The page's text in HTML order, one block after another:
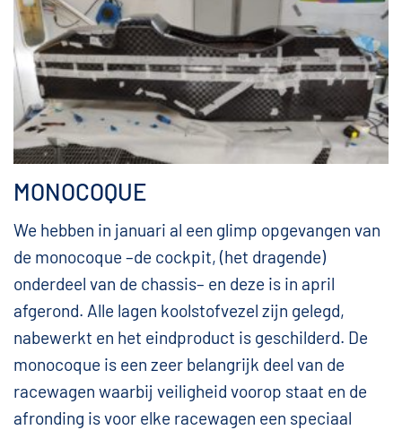
MONOCOQUE
We hebben in januari al een glimp opgevangen van
de monocoque –de cockpit, (het dragende)
onderdeel van de chassis– en deze is in april
afgerond. Alle lagen koolstofvezel zijn gelegd,
nabewerkt en het eindproduct is geschilderd. De
monocoque is een zeer belangrijk deel van de
racewagen waarbij veiligheid voorop staat en de
afronding is voor elke racewagen een speciaal